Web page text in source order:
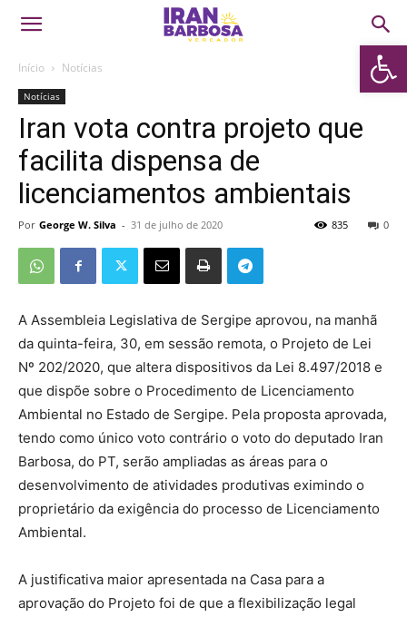
Abrir
Início Notícias
Notícias
Iran vota contra projeto que
facilita dispensa de
licenciamentos ambientais
Por George W. Silva - 31 de julho de 2020 0
835
A Assembleia Legislativa de Sergipe aprovou, na manhã
da quinta-feira, 30, em sessão remota, o Projeto de Lei
Nº 202/2020, que altera dispositivos da Lei 8.497/2018 e
que dispõe sobre o Procedimento de Licenciamento
Ambiental no Estado de Sergipe. Pela proposta aprovada,
tendo como único voto contrário o voto do deputado Iran
Barbosa, do PT, serão ampliadas as áreas para o
desenvolvimento de atividades produtivas eximindo o
proprietário da exigência do processo de Licenciamento
Ambiental.
A justificativa maior apresentada na Casa para a
aprovação do Projeto foi de que a flexibilização legal